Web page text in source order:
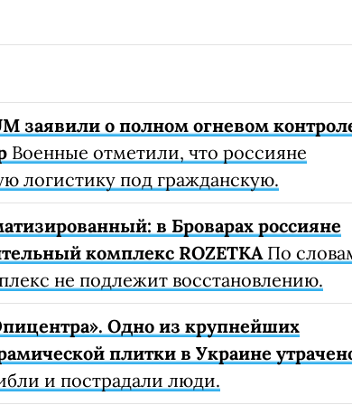
заявили о полном огневом
Военные отметили, что россияне
логистику под гражданскую.
в Броварах россияне
комплекс ROZETKAПо
не подлежит восстановлению.
Одно из крупнейших
плитки в Украине
и пострадали люди.